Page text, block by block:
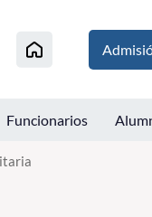
Funcionarios